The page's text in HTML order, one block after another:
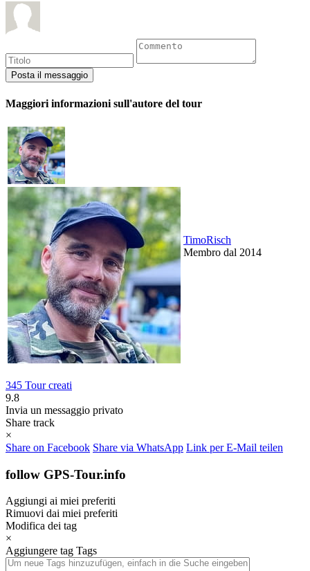
Maggiori informazioni sull'autore del tour
TimoRisch
Membro dal 2014
345 Tour creati
9.8
Invia un messaggio privato
Share track
×
Share on Facebook Share via WhatsApp Link per E-Mail teilen
follow GPS-Tour.info
Aggiungi ai miei preferiti
Rimuovi dai miei preferiti
Modifica dei tag
×
Aggiungere tag Tags